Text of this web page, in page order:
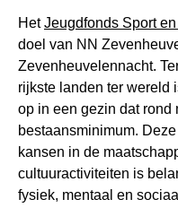
HetJeugdfonds Sport
doel van NN
Zevenheuvelennacht.
rijkste landen ter wereld
op in een gezin dat rond
bestaansminimum.
kansen in de
cultuuractiviteiten is
fysiek, mentaal en